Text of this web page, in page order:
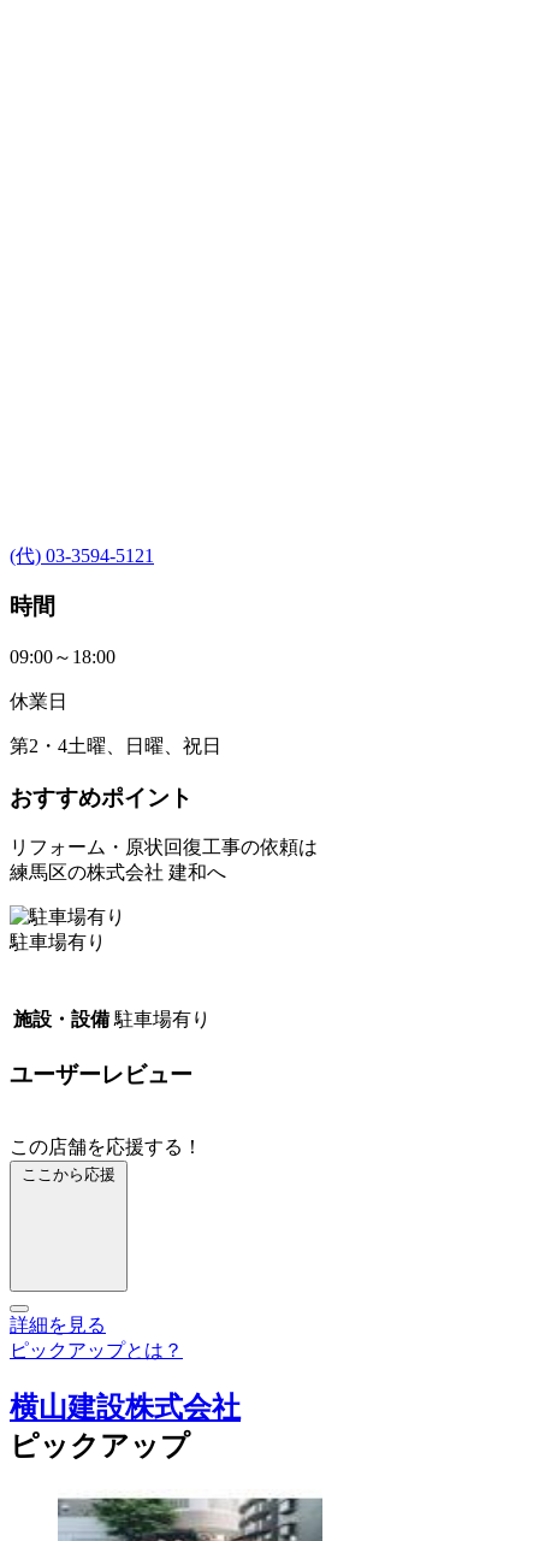
(代) 03-3594-5121
時間
09:00～18:00
休業日
第2・4土曜、日曜、祝日
おすすめポイント
リフォーム・原状回復工事の依頼は
練馬区の株式会社 建和へ
駐車場有り
施設・設備 駐車場有り
ユーザーレビュー
この店舗を応援する！
ここから応援
詳細を見る
ピックアップとは？
横山建設株式会社
ピックアップ